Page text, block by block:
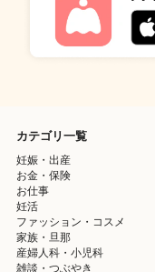
カテゴリ一覧
妊娠・出産
お金・保険
お仕事
妊活
ファッション・コスメ
家族・旦那
産婦人科・小児科
雑談・つぶやき